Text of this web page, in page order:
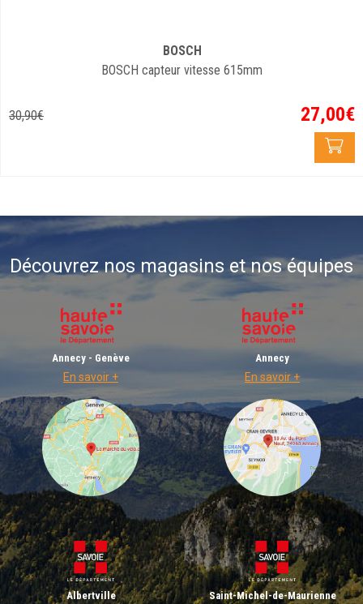
BOSCH
BOSCH capteur vitesse 615mm
30,90€ 27,00€
Découvrez nos magasins et nos équipes
Annecy - Genève
En savoir +
Annecy
En savoir +
Albertville Saint-Michel-de-Maurienne